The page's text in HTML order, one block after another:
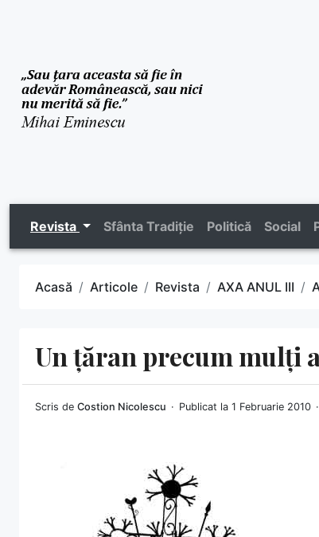
Revista Sfânta Tradiție Politică Social
Acasă Articole Revista AXA ANUL III
Un țăran precum mulți
Scris de Costion Nicolescu Publicat la 1 Februarie 2010